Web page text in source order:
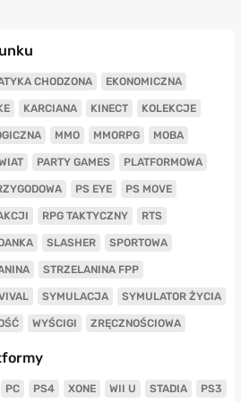
CHODZONA EKONOMICZNA
KARCIANA KINECT KOLEKCJE
MMO MMORPG MOBA
PARTY GAMES PLATFORMOWA
PS EYE PS MOVE
RPG TAKTYCZNY RTS
SLASHER SPORTOWA
STRZELANINA FPP
SYMULACJA SYMULATOR ŻYCIA
WYŚCIGI ZRĘCZNOŚCIOWA
PC PS4 XONE WII U STADIA PS3